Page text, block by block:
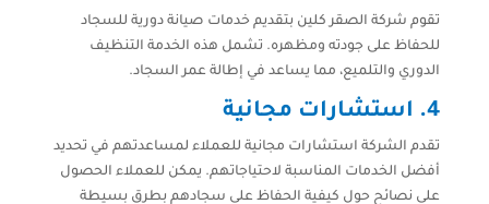
تقوم شركة الصقر كلين بتقديم خدمات صيانة دورية للسجاد
للحفاظ على جودته ومظهره. تشمل هذه الخدمة التنظيف
الدوري والتلميع، مما يساعد في إطالة عمر السجاد.
4. استشارات مجانية
تقدم الشركة استشارات مجانية للعملاء لمساعدتهم في تحديد
أفضل الخدمات المناسبة لاحتياجاتهم. يمكن للعملاء الحصول
على نصائح حول كيفية الحفاظ على سجادهم بطرق بسيطة